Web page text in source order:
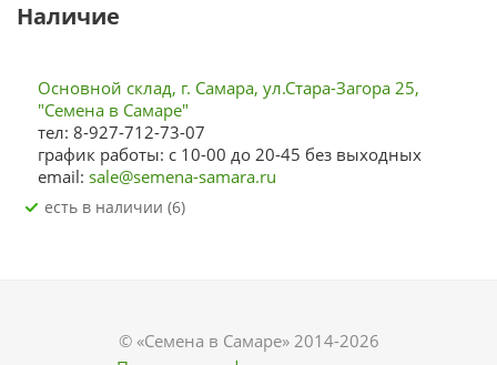
Наличие
Основной склад, г. Самара, ул.Стара-Загора 25,
"Семена в Самаре"
тел: 8-927-712-73-07
график работы: с 10-00 до 20-45 без выходных
email: sale@semena-samara.ru
Есть в наличии (6)
© «Семена в Самаре» 2014-2026